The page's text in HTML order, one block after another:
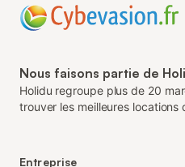
Nous faisons partie de
Holidu regroupe plus de 20
trouver les meilleures locations
Entreprise